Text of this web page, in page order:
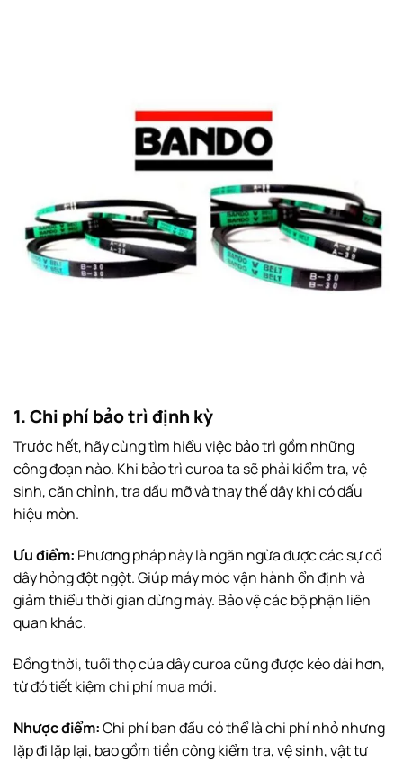
1. Chi phí bảo trì định kỳ
Trước hết, hãy cùng tìm hiểu việcbảo trìgồm những
công đoạn nào. Khi bảo trì curoa ta sẽ phải kiểm tra, vệ
sinh, căn chỉnh, tra dầu mỡ và thay thế dây khi có dấu
hiệu mòn.
Ưu điểm: Phương pháp này là ngăn ngừa được các sự cố
dây hỏng đột ngột. Giúp máy móc vận hành ổn định và
giảm thiểu thời gian dừng máy. Bảo vệ các bộ phận liên
quan khác.
Đồng thời, tuổi thọ của dây curoa cũng được kéo dài hơn,
từ đó tiết kiệm chi phí mua mới.
Nhược điểm:Chi phí ban đầu có thể là chi phí nhỏ nhưng
lặp đi lặp lại, bao gồm tiền công kiểm tra, vệ sinh, vật tư